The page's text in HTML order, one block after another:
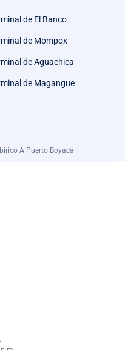
de El Banco
de Mompox
de Aguachica
de Magangue
A Puerto Boyacá